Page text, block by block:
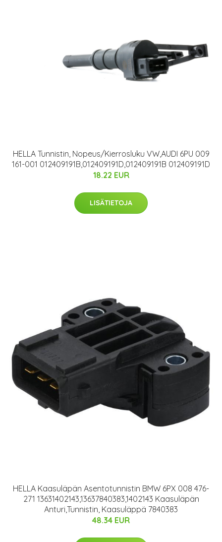
HELLA Tunnistin, Nopeus/Kierrosluku VW,AUDI 6PU 009
161-001 012409191B,012409191D,012409191B 012409191D
18.22 EUR
LISÄTIETOJA
HELLA Kaasuläpän Asentotunnistin BMW 6PX 008 476-
271 13631402143,13637840383,1402143 Kaasuläpän
Anturi,Tunnistin, Kaasuläppä 7840383
48.34 EUR